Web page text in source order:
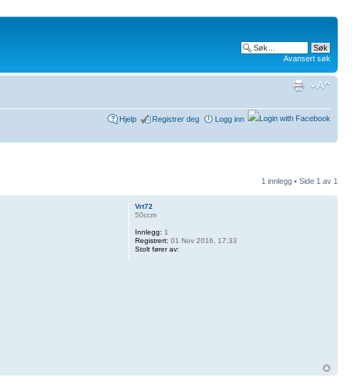
Avansert søk
Hjelp Registrer deg Logg inn
1 innlegg • Side 1 av 1
Vrt72
50ccm
Innlegg: 1
Registrert: 01 Nov 2016, 17:33
Stolt fører av: